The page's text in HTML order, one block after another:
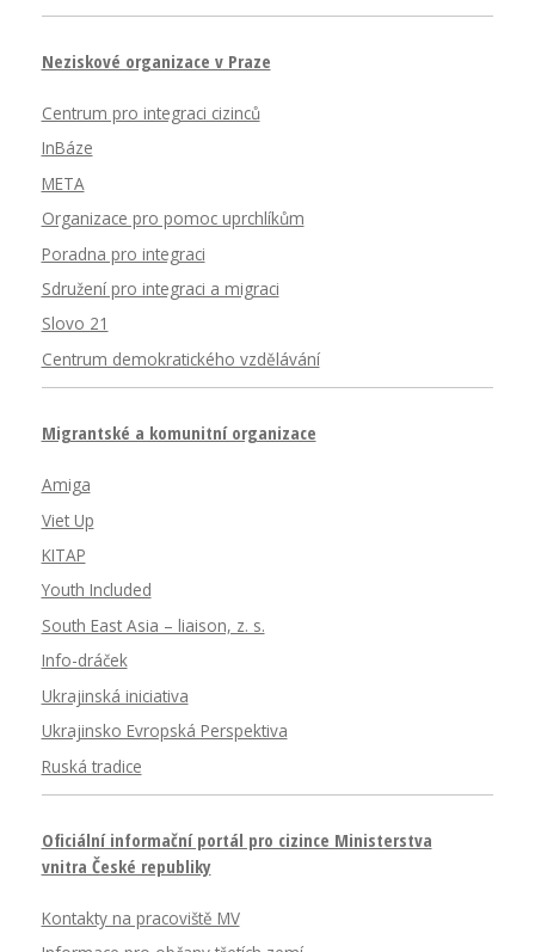
Neziskové organizace v Praze
Centrum pro integraci cizinců
InBáze
META
Organizace pro pomoc uprchlíkům
Poradna pro integraci
Sdružení pro integraci a migraci
Slovo 21
Centrum demokratického vzdělávání
Migrantské a komunitní organizace
Amiga
Viet Up
KITAP
Youth Included
South East Asia – liaison, z. s.
Info-dráček
Ukrajinská iniciativa
Ukrajinsko Evropská Perspektiva
Ruská tradice
Oficiální informační portál pro cizince Ministerstva
vnitra České republiky
Kontakty na pracoviště MV